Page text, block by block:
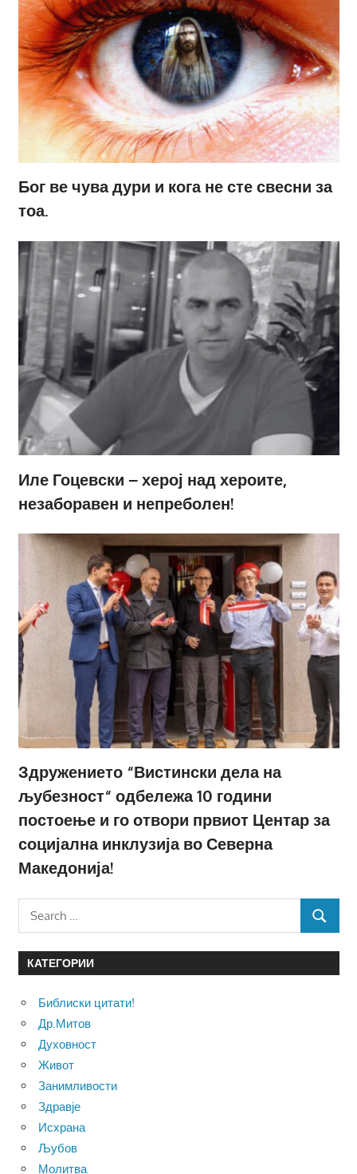
Бог ве чува дури и кога не сте свесни за
тоа.
Иле Гоцевски – херој над хероите,
незаборавен и непреболен!
Здружението “Вистински дела на
љубезност“ одбележа 10 години
постоење и го отвори првиот Центар за
социјална инклузија во Северна
Македонија!
Search
for:
SEARCH
КАТЕГОРИИ
Библиски цитати!
Др.Митов
Духовност
Живот
Занимливости
Здравје
Исхрана
Љубов
Молитва